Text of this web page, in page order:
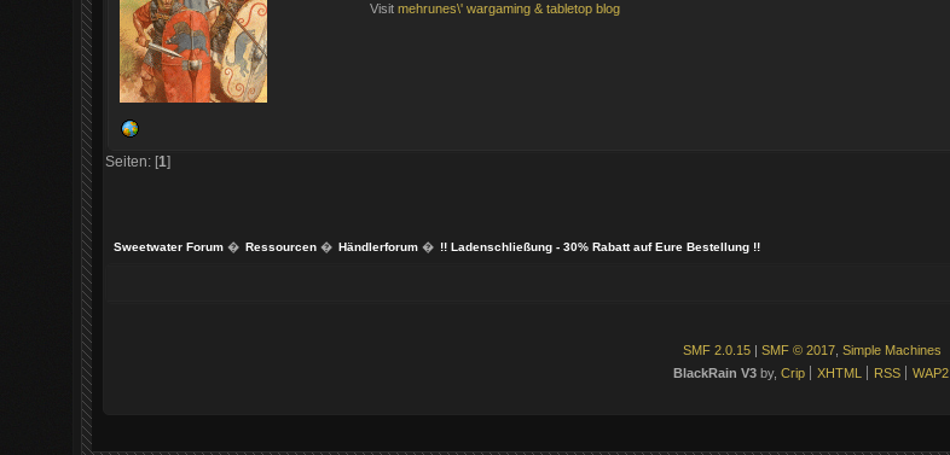
Visit mehrunes\' wargaming & tabletop blog
Seiten: [1]
Sweetwater Forum� Ressourcen� Händlerforum� !! Ladenschließung - 30% Rabatt auf Eure Bestellung !!
SMF 2.0.15 SMF © 2017, Simple Machines
BlackRain V3 by, Crip XHTML RSS WAP2